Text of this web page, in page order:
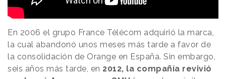
En 2006 el grupo France Télécom adquirió la marca,
la cual abandonó unos meses más tarde a favor de
la consolidación de Orange en España. Sin embargo,
seis años más tarde, en 2012, la compañía revivió